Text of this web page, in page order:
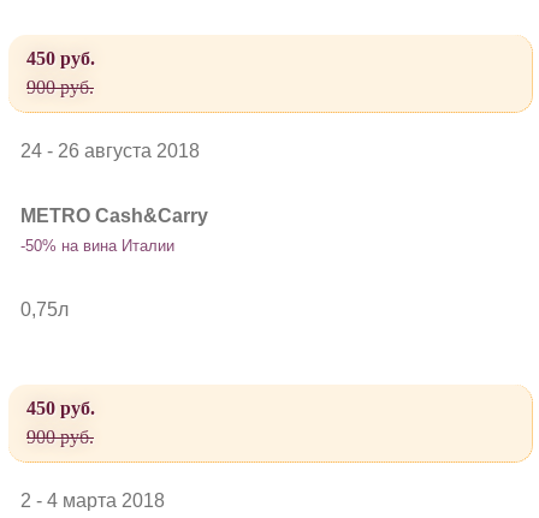
450 руб.
900 руб.
24 - 26 августа 2018
METRO Cash&Carry
-50% на вина Италии
0,75л
450 руб.
900 руб.
2 - 4 марта 2018